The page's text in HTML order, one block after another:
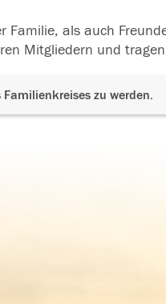
als auch
Mitgliedern und
zu werden.